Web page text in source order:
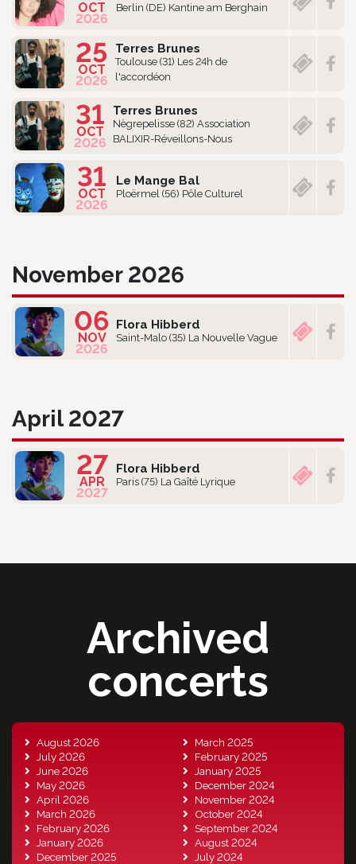
OCT
2026
Berlin (DE) Kantine am Berghain
25
OCT
2026
Terres Brunes
Toulouse (31) Les 24h de
l'accordéon
31
OCT
2026
Terres Brunes
Nègrepelisse (82) Association
BALIXIR-Réveillons-Nous
31
OCT
2026
Le Mange Bal
Ploërmel (56) Pôle Culturel
November 2026
06
NOV
2026
Flora Hibberd
Saint-Malo (35) La Nouvelle Vague
April 2027
27
APR
2027
Flora Hibberd
Paris (75) La Gaîté Lyrique
Archived
concerts
August 2026
July 2026
June 2026
May 2026
April 2026
March 2026
February 2026
January 2026
December 2025
March 2025
February 2025
January 2025
December 2024
November 2024
October 2024
September 2024
August 2024
July 2024